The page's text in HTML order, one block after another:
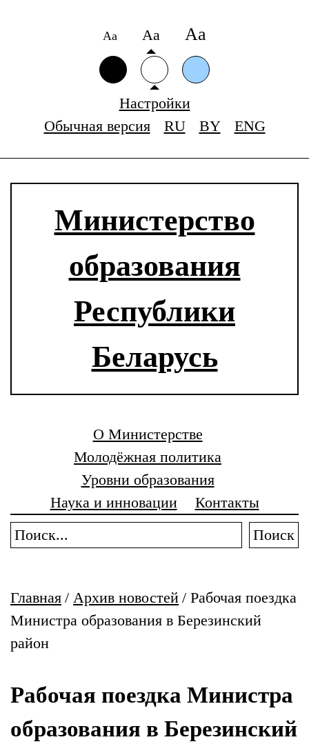
Аа Аа Аа
Настройки
Обычная версия
RU BY ENG
Министерство
образования
Республики
Беларусь
О Министерстве
Молодёжная политика
Уровни образования
Наука и инновации
Контакты
Поиск
Главная / Архив новостей / Рабочая поездка
Министра образования в Березинский
район
Рабочая поездка Министра
образования в Березинский